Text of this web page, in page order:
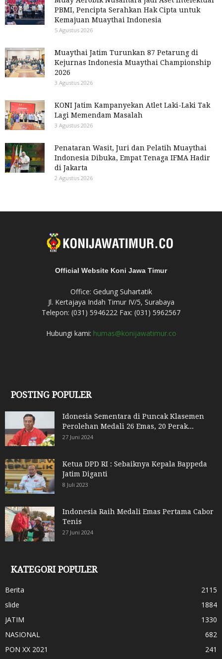
PBMI, Pencipta Serahkan Hak Cipta untuk
Kemajuan Muaythai Indonesia
5 Agustus 2026
Muaythai Jatim Turunkan 87 Petarung di
Kejurnas Indonesia Muaythai Championship
2026
3 Agustus 2026
KONI Jatim Kampanyekan Atlet Laki-Laki Tak
Lagi Memendam Masalah
3 Agustus 2026
Penataran Wasit, Juri dan Pelatih Muaythai
Indonesia Dibuka, Empat Tenaga IFMA Hadir
di Jakarta
2 Agustus 2026
Official Website Koni Jawa Timur
Office: Gedung Suhartatik
Jl. Kertajaya Indah Timur IV/5, Surabaya
Telepon: (031) 5946222 Fax: (031) 5962567
Hubungi kami: humas@konijawatimur.co
POSTING POPULER
Idonesia Sementara di Puncak Klasemen
Perolehan Medali 26 Emas, 20 Perak...
27 Juni 2024
Ketua DPD RI : Sebaiknya Kepala Bappeda
Jatim Diganti
8 Juli 2023
Indonesia Raih Medali Emas Pertama Cabor
Tenis
27 Juni 2024
KATEGORI POPULER
Berita
2115
slide
1884
JATIM
1330
NASIONAL
682
PON XX 2021
241